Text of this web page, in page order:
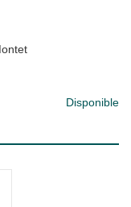
Disponible